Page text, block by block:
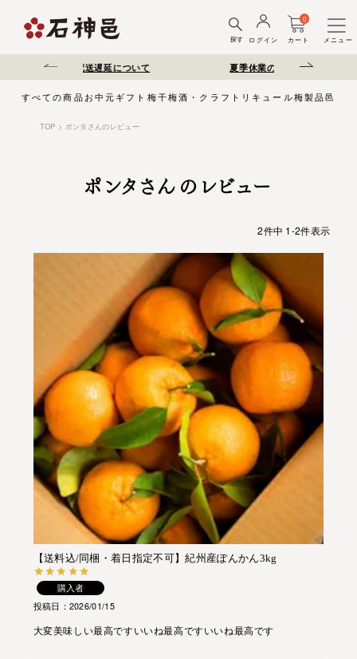
探す ログイン カート
0
メニュー
延について 夏季休業のお知らせ 弊社を装った偽
すべての商品 お中元 ギフト 梅干梅酒・クラフトリキュール梅製品邑じ
TOP ポンタさんのレビュー
ポンタさんのレビュー
2件中 1-2件表示
【送料込/同梱・着日指定不可】紀州産ぽんかん3kg
購入者
投稿日
2026/01/15
大変美味しい最高ですいいね最高ですいいね最高です